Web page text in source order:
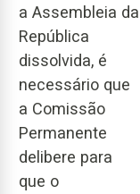
a Assembleia da
República
dissolvida, é
necessário que
a Comissão
Permanente
delibere para
que o